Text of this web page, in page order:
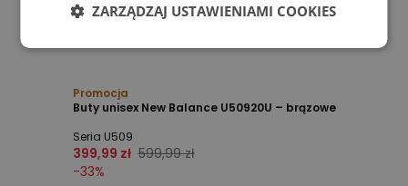
Promocja
Buty unisex New Balance U50920U – brązowe
Seria U509
399,99 zł 599,99 zł
-33%
ZARZĄDZAJ USTAWIENIAMI COOKIES